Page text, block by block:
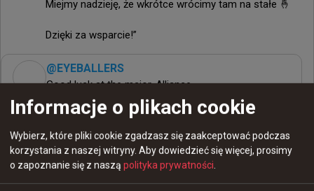
Miejmy nadzieję, że wkrótce wrócimy tam na stałe 🤞
Dzięki za wsparcie!”
@EYEBALLERS
Good luck at the major, Alliance.
And GGWP.
Thanks for this week, @JOURNEY_CS2. Its been a
blast. ❤️
Informacje o plikach cookie
Wybierz, które pliki cookie zgadzasz się zaakceptować podczas
korzystania z naszej witryny. Aby dowiedzieć się więcej, prosimy
o zapoznanie się z naszą polityka prywatności.